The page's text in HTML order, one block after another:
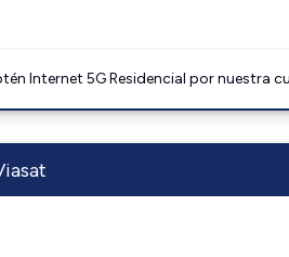
Internet 5G Residencial por nuestra